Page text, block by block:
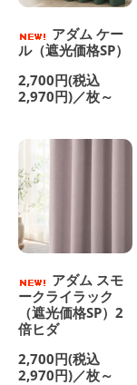
アダム ケー
ル（遮光価格SP）
2,700円(税込
2,970円)／枚～
アダム スモ
ークライラック
（遮光価格SP）2
倍ヒダ
2,700円(税込
2,970円)／枚～